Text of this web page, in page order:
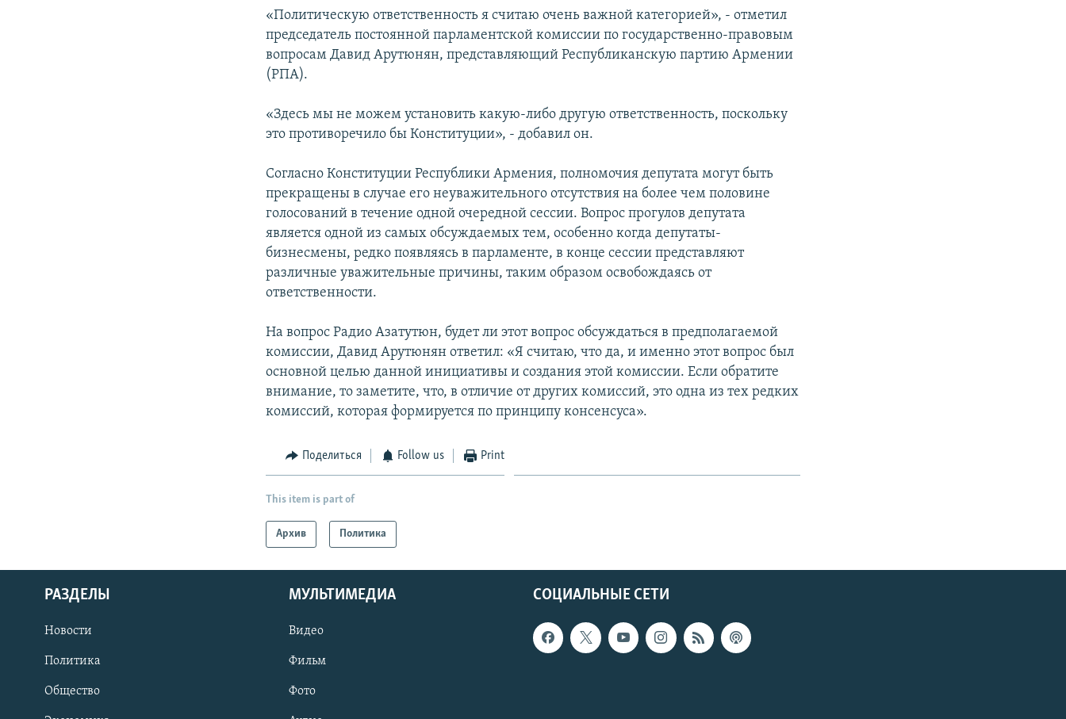
«Политическую ответственность я считаю очень важной категорией», - отметил
председатель постоянной парламентской комиссии по государственно-правовым
вопросам Давид Арутюнян, представляющий Республиканскую партию Армении
(РПА).
«Здесь мы не можем установить какую-либо другую ответственность, поскольку
это противоречило бы Конституции», - добавил он.
Согласно Конституции Республики Армения, полномочия депутата могут быть
прекращены в случае его неуважительного отсутствия на более чем половине
голосований в течение одной очередной сессии. Вопрос прогулов депутата
является одной из самых обсуждаемых тем, особенно когда депутаты-
бизнесмены, редко появляясь в парламенте, в конце сессии представляют
различные уважительные причины, таким образом освобождаясь от
ответственности.
На вопрос Радио Азатутюн, будет ли этот вопрос обсуждаться в предполагаемой
комиссии, Давид Арутюнян ответил: «Я считаю, что да, и именно этот вопрос был
основной целью данной инициативы и создания этой комиссии. Если обратите
внимание, то заметите, что, в отличие от других комиссий, это одна из тех редких
комиссий, которая формируется по принципу консенсуса».
Поделиться Follow us Print
This item is part of
Архив Политика
СОЦИАЛЬНЫЕ СЕТИ
РАЗДЕЛЫ
Новости
Политика
Общество
МУЛЬТИМЕДИА
Видео
Фильм
Фото